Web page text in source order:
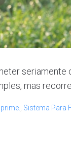
seriamente
mas
Sistema Para